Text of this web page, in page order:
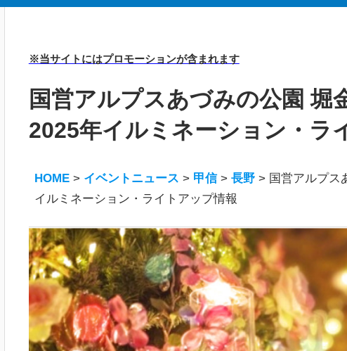
※当サイトにはプロモーションが含まれます
国営アルプスあづみの公園 堀
2025年イルミネーション・ラ
HOME > イベントニュース > 甲信>長野 > 国営アルプス
イルミネーション・ライトアップ情報